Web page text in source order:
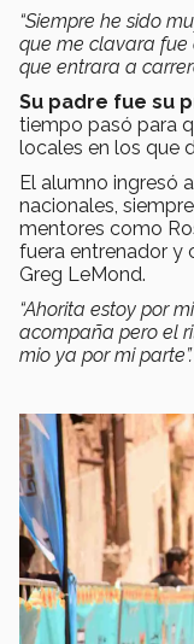
“Siempre he sido
que me clavara fue
que entrara a
Su padre fue su
tiempo pasó para
locales en los que
El alumno ingresó
nacionales,
mentores como
fuera entrenador y
Greg LeMond.
“Ahorita estoy por
acompaña pero el
mio ya por mi parte”.